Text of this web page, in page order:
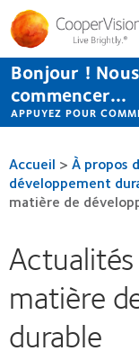
Aller
au
contenu
principal
Bonjour !
commencer...
APPUYEZ POUR
Accueil > À propos
développement
matière de
matière
durable